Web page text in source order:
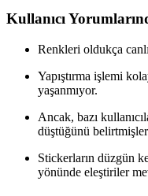
Kullanıcı
Renkleri oldukça
Yapıştırma işlemi
yaşanmıyor.
Ancak, bazı
düştüğünü
Stickerların düzgün
yönünde eleştiriler